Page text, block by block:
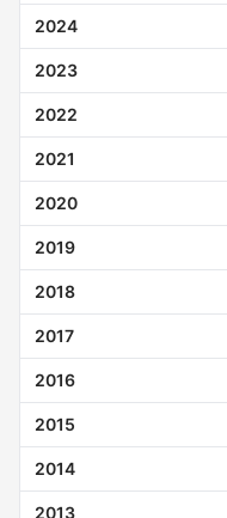
2024
2023
2022
2021
2020
2019
2018
2017
2016
2015
2014
2013